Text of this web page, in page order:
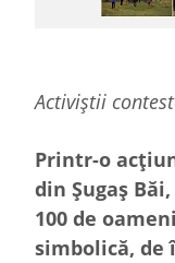
Activiștii
Printr-o
din Șugaș
100 de
simbolică, de